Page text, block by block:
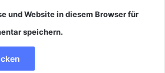
und Website in diesem Browser für
speichern.